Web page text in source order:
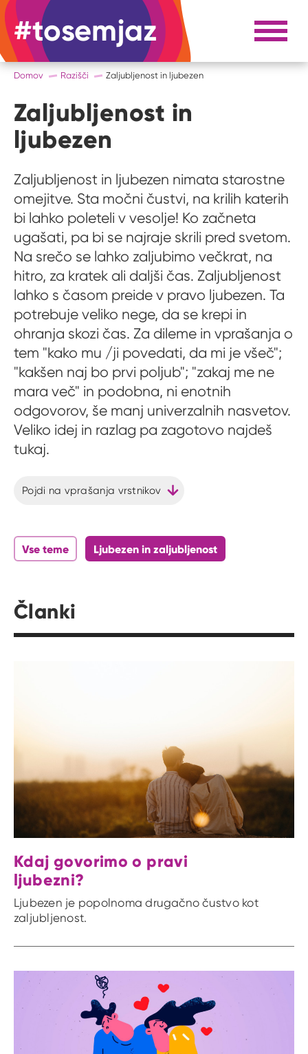
#tosemjaz #to sem jaz Razpri
Domov Razišči Zaljubljenost in ljubezen
Zaljubljenost in
ljubezen
Zaljubljenost in ljubezen nimata starostne
omejitve. Sta močni čustvi, na krilih katerih
bi lahko poleteli v vesolje! Ko začneta
ugašati, pa bi se najraje skrili pred svetom.
Na srečo se lahko zaljubimo večkrat, na
hitro, za kratek ali daljši čas. Zaljubljenost
lahko s časom preide v pravo ljubezen. Ta
potrebuje veliko nege, da se krepi in
ohranja skozi čas. Za dileme in vprašanja o
tem "kako mu /ji povedati, da mi je všeč";
"kakšen naj bo prvi poljub"; "zakaj me ne
mara več" in podobna, ni enotnih
odgovorov, še manj univerzalnih nasvetov.
Veliko idej in razlag pa zagotovo najdeš
tukaj.
Pojdi na vprašanja vrstnikov
Vse teme Ljubezen in zaljubljenost
Članki
Kdaj govorimo o pravi
ljubezni?
Ljubezen je popolnoma drugačno čustvo kot
zaljubljenost.